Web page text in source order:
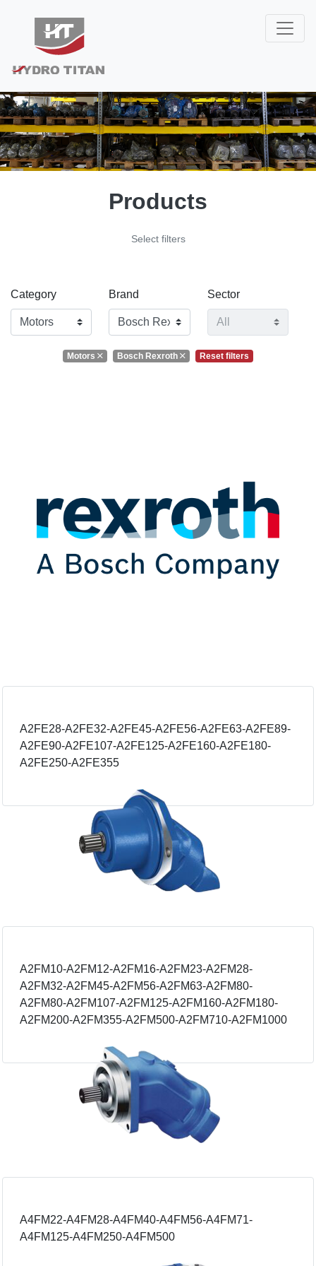
Products
Select filters
Category Brand Sector
Motors Bosch Rexroth Reset filters
A2FE28-A2FE32-A2FE45-A2FE56-A2FE63-A2FE89-
A2FE90-A2FE107-A2FE125-A2FE160-A2FE180-
A2FE250-A2FE355
Α2FM10-Α2FM12-Α2FM16-Α2FM23-Α2FM28-
Α2FM32-Α2FM45-Α2FM56-Α2FM63-Α2FM80-
Α2FM80-Α2FM107-Α2FM125-Α2FM160-Α2FM180-
Α2FM200-Α2FM355-Α2FM500-Α2FM710-Α2FM1000
A4FM22-A4FM28-A4FM40-A4FM56-A4FM71-
A4FM125-A4FM250-A4FM500